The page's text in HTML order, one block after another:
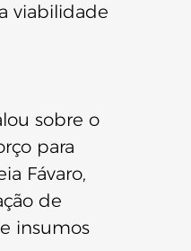
viabilidade
sobre o
para
Fávaro,
de
insumos